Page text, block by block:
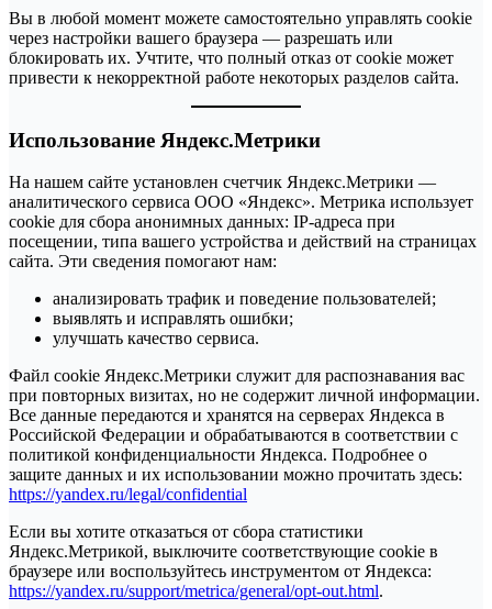
Вы в любой момент можете самостоятельно управлять cookie
через настройки вашего браузера — разрешать или
блокировать их. Учтите, что полный отказ от cookie может
привести к некорректной работе некоторых разделов сайта.
Использование Яндекс.Метрики
На нашем сайте установлен счетчик Яндекс.Метрики —
аналитического сервиса ООО «Яндекс». Метрика использует
cookie для сбора анонимных данных: IP-адреса при
посещении, типа вашего устройства и действий на страницах
сайта. Эти сведения помогают нам:
анализировать трафик и поведение пользователей;
выявлять и исправлять ошибки;
улучшать качество сервиса.
Файл cookie Яндекс.Метрики служит для распознавания вас
при повторных визитах, но не содержит личной информации.
Все данные передаются и хранятся на серверах Яндекса в
Российской Федерации и обрабатываются в соответствии с
политикой конфиденциальности Яндекса. Подробнее о
защите данных и их использовании можно прочитать здесь:
https://yandex.ru/legal/confidential
Если вы хотите отказаться от сбора статистики
Яндекс.Метрикой, выключите соответствующие cookie в
браузере или воспользуйтесь инструментом от Яндекса:
https://yandex.ru/support/metrica/general/opt-out.html.